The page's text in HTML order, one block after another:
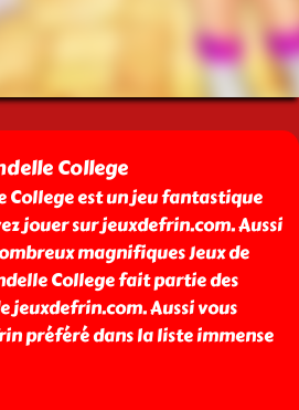
College
College est un jeu fantastique
jouer sur jeuxdefrin.com. Aussi
magnifiques Jeux de
College fait partie des
jeuxdefrin.com. Aussi vous
préféré dans la liste immense